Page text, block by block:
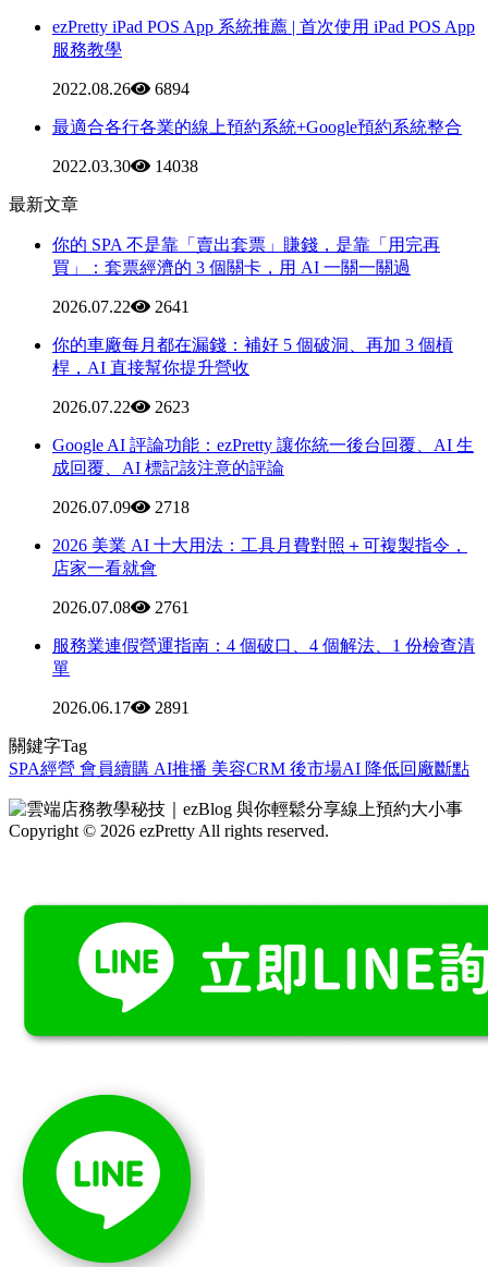
ezPretty iPad POS App 系統推薦 | 首次使用 iPad POS App
服務教學
2022.08.26 6894
最適合各行各業的線上預約系統+Google預約系統整合
2022.03.30 14038
最新文章
你的 SPA 不是靠「賣出套票」賺錢，是靠「用完再
買」：套票經濟的 3 個關卡，用 AI 一關一關過
2026.07.22 2641
你的車廠每月都在漏錢：補好 5 個破洞、再加 3 個槓
桿，AI 直接幫你提升營收
2026.07.22 2623
Google AI 評論功能：ezPretty 讓你統一後台回覆、AI 生
成回覆、AI 標記該注意的評論
2026.07.09 2718
2026 美業 AI 十大用法：工具月費對照＋可複製指令，
店家一看就會
2026.07.08 2761
服務業連假營運指南：4 個破口、4 個解法、1 份檢查清
單
2026.06.17 2891
關鍵字Tag
SPA經營 會員續購 AI推播 美容CRM 後市場AI 降低回廠斷點
Copyright © 2026 ezPretty All rights reserved.